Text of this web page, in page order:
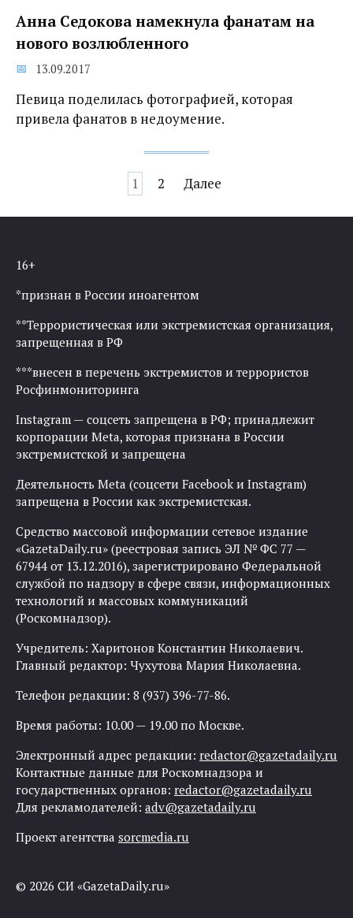
Анна Седокова намекнула фанатам на
нового возлюбленного
13.09.2017
Певица поделилась фотографией, которая
привела фанатов в недоумение.
записям
1 2 Далее
16+
*признан в России иноагентом
**Террористическая или экстремистская организация,
запрещенная в РФ
***внесен в перечень экстремистов и террористов
Росфинмониторинга
Instagram — соцсеть запрещена в РФ; принадлежит
корпорации Meta, которая признана в России
экстремистской и запрещена
Деятельность Meta (соцсети Facebook и Instagram)
запрещена в России как экстремистская.
Средство массовой информации сетевое издание
«GazetaDaily.ru» (реестровая запись ЭЛ № ФС 77 —
67944 от 13.12.2016), зарегистрировано Федеральной
службой по надзору в сфере связи, информационных
технологий и массовых коммуникаций
(Роскомнадзор).
Учредитель: Харитонов Константин Николаевич.
Главный редактор: Чухутова Мария Николаевна.
Телефон редакции: 8 (937) 396-77-86.
Время работы: 10.00 — 19.00 по Москве.
Электронный адрес редакции: redactor@gazetadaily.ru
Контактные данные для Роскомнадзора и
государственных органов: redactor@gazetadaily.ru
Для рекламодателей: adv@gazetadaily.ru
Проект агентства sorcmedia.ru
© 2026 СИ «GazetaDaily.ru»